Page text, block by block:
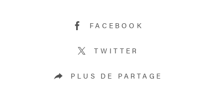
FACEBOOK
TWITTER
PLUS DE PARTAGE